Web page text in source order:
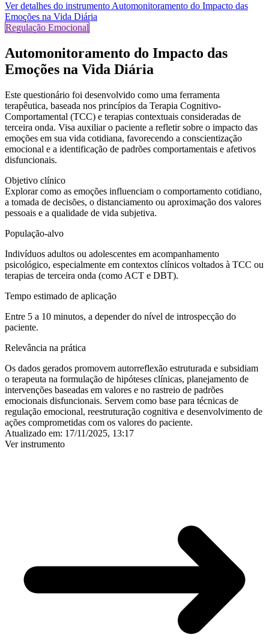
Ver detalhes do instrumento Automonitoramento do Impacto das
Emoções na Vida Diária
Regulação Emocional
Automonitoramento do Impacto das
Emoções na Vida Diária
Este questionário foi desenvolvido como uma ferramenta
terapêutica, baseada nos princípios da Terapia Cognitivo-
Comportamental (TCC) e terapias contextuais consideradas de
terceira onda. Visa auxiliar o paciente a refletir sobre o impacto das
emoções em sua vida cotidiana, favorecendo a conscientização
emocional e a identificação de padrões comportamentais e afetivos
disfuncionais.
Objetivo clínico
Explorar como as emoções influenciam o comportamento cotidiano,
a tomada de decisões, o distanciamento ou aproximação dos valores
pessoais e a qualidade de vida subjetiva.
População-alvo
Indivíduos adultos ou adolescentes em acompanhamento
psicológico, especialmente em contextos clínicos voltados à TCC ou
terapias de terceira onda (como ACT e DBT).
Tempo estimado de aplicação
Entre 5 a 10 minutos, a depender do nível de introspecção do
paciente.
Relevância na prática
Os dados gerados promovem autorreflexão estruturada e subsidiam
o terapeuta na formulação de hipóteses clínicas, planejamento de
intervenções baseadas em valores e no rastreio de padrões
emocionais disfuncionais. Servem como base para técnicas de
regulação emocional, reestruturação cognitiva e desenvolvimento de
ações comprometidas com os valores do paciente.
Atualizado em: 17/11/2025, 13:17
Ver instrumento